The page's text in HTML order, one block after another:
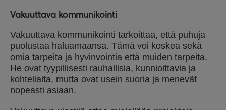
Vakuuttava kommunikointi
Vakuuttava kommunikointi tarkoittaa, että puhuja
puolustaa haluamaansa. Tämä voi koskea sekä
omia tarpeita ja hyvinvointia että muiden tarpeita.
He ovat tyypillisesti rauhallisia, kunnioittavia ja
kohteliaita, mutta ovat usein suoria ja menevät
nopeasti asiaan.